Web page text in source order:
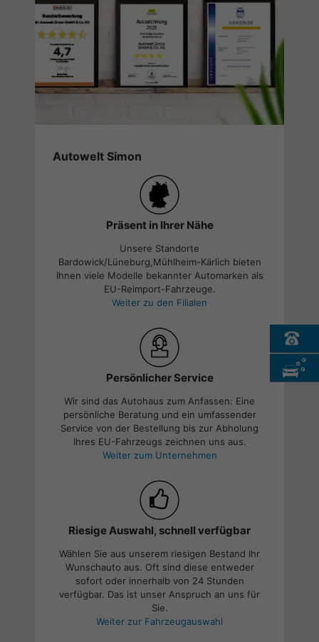
Autowelt Simon
Präsent in Ihrer Nähe
Unsere Standorte
Bardowick/Lüneburg,Mühlheim-Kärlich bieten
Ihnen viele Modelle bekannter Automarken als
EU-Reimport-Fahrzeuge.
Weiter zu den Filialen
Persönlicher Service
Wir sind das Autohaus zum Anfassen: Eine
persönliche Beratung und ein umfassender
Service von der Bestellung bis zur Abholung
Ihres EU-Fahrzeugs zeichnen uns aus.
Weiter zum Unternehmen
Riesige Auswahl, schnell verfügbar
Wählen Sie aus unserem riesigen Bestand Ihr
Wunschauto aus. Oft sind diese entweder
sofort oder innerhalb von 24 Stunden
verfügbar. Das ist unser Anspruch an uns für
Sie.
Weiter zur Fahrzeugauswahl